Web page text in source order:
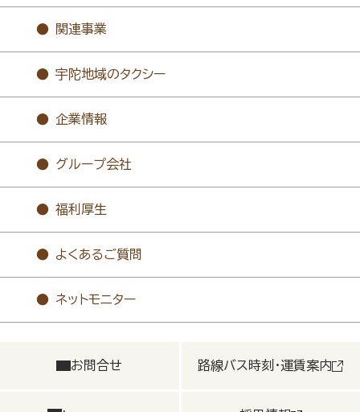
関連事業
宇陀地域のタクシー
企業情報
グループ会社
福利厚生
よくあるご質問
ネットモニター
お問合せ 路線バス時刻・運賃案内